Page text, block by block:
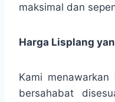
maksimal dan
Harga Lisplang
Kami
bersahabat